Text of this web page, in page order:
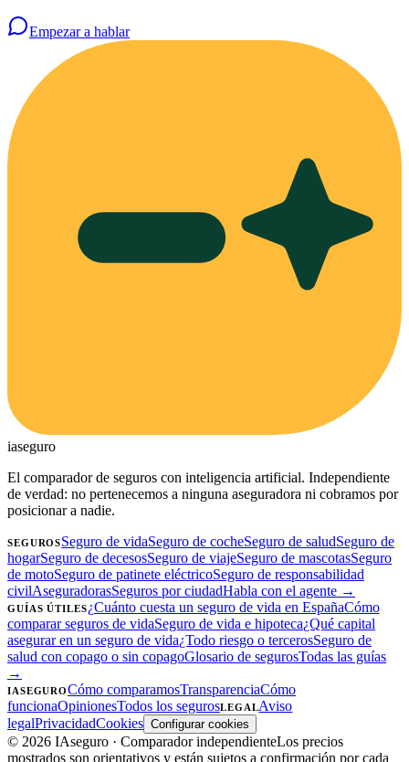
Empezar a hablar
iaseguro
El comparador de seguros con inteligencia artificial. Independiente
de verdad: no pertenecemos a ninguna aseguradora ni cobramos por
posicionar a nadie.
SEGUROSSeguro de vidaSeguro de cocheSeguro de saludSeguro de
hogarSeguro de decesosSeguro de viajeSeguro de mascotasSeguro
de motoSeguro de patinete eléctricoSeguro de responsabilidad
civilAseguradorasSeguros por ciudadHabla con el agente →
GUÍAS ÚTILES¿Cuánto cuesta un seguro de vida en EspañaCómo
comparar seguros de vidaSeguro de vida e hipoteca¿Qué capital
asegurar en un seguro de vida¿Todo riesgo o tercerosSeguro de
salud con copago o sin copagoGlosario de segurosTodas las guías
→
IASEGUROCómo comparamosTransparenciaCómo
funcionaOpinionesTodos los segurosLEGALAviso
legalPrivacidadCookies Configurar cookies
© 2026 IAseguro · Comparador independienteLos precios
mostrados son orientativos y están sujetos a confirmación por cada